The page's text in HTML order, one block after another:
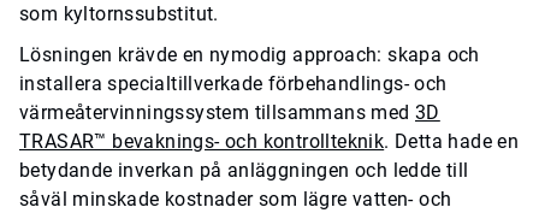
som kyltornssubstitut.
Lösningen krävde en nymodig approach: skapa och
installera specialtillverkade förbehandlings- och
värmeåtervinningssystem tillsammans med 3D
TRASAR™ bevaknings- och kontrollteknik. Detta hade en
betydande inverkan på anläggningen och ledde till
såväl minskade kostnader som lägre vatten- och